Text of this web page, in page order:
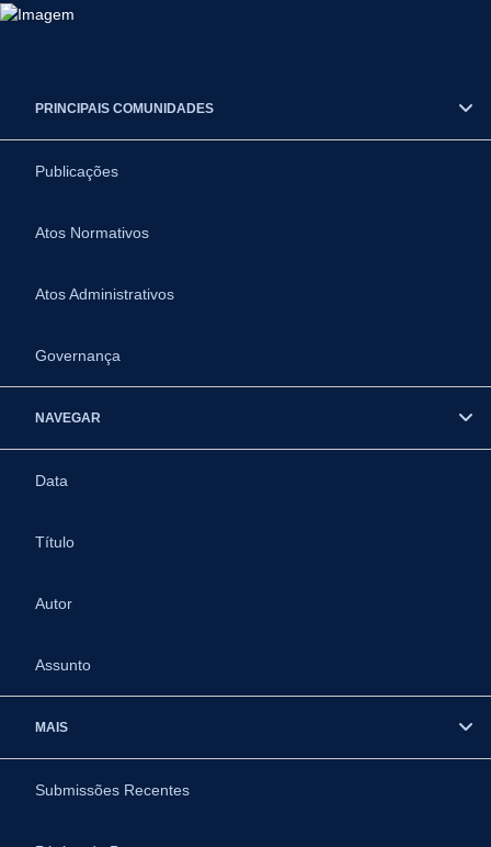
PRINCIPAIS COMUNIDADES
Publicações
Atos Normativos
Atos Administrativos
Governança
NAVEGAR
Data
Título
Autor
Assunto
MAIS
Submissões Recentes